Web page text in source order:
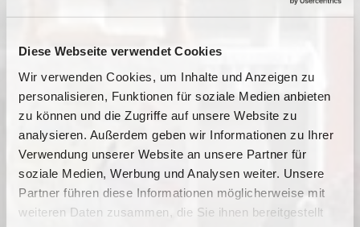
Diese Webseite verwendet Cookies
Wir verwenden Cookies, um Inhalte und Anzeigen zu
personalisieren, Funktionen für soziale Medien anbieten
zu können und die Zugriffe auf unsere Website zu
analysieren. Außerdem geben wir Informationen zu Ihrer
Verwendung unserer Website an unsere Partner für
soziale Medien, Werbung und Analysen weiter. Unsere
Partner führen diese Informationen möglicherweise mit
weiteren Daten zusammen, die Sie ihnen bereitgestellt
Dies könnte Sie auch
interessieren